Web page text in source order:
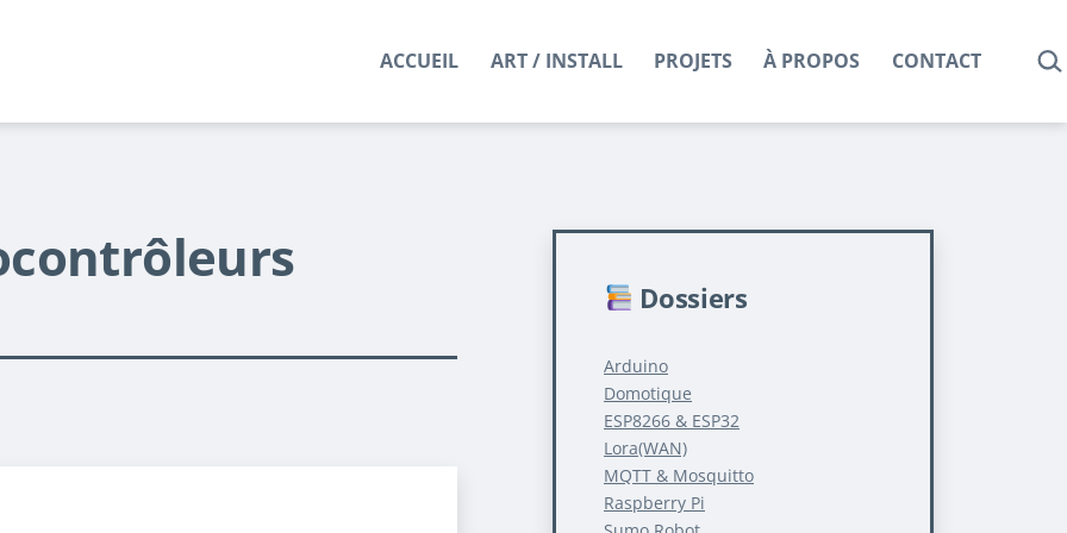
ACCUEIL ART / INSTALL PROJETS À PROPOS CONTACT
Dossiers
Arduino
Domotique
ESP8266 & ESP32
Lora(WAN)
MQTT & Mosquitto
Raspberry Pi